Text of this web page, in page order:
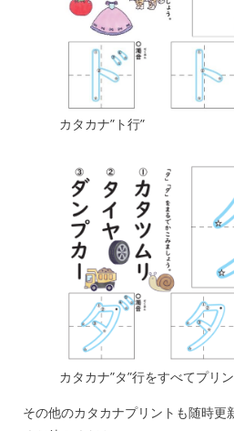
カタカナ”ト行”
カタカナ”タ”行をすべてプリ
その他のカタカナプリントも随時更